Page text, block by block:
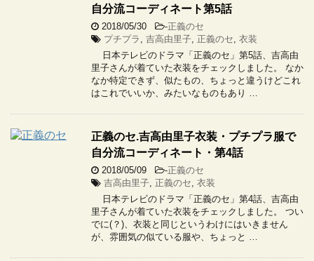
自分流コーディネート第5話
2018/05/30 -正義のセ
プチプラ , 吉高由里子, 正義のセ, 衣装
日本テレビのドラマ「正義のセ」第5話、吉高由
里子さんが着ていた衣装をチェックしました。 なか
なか特定できず、似たもの、ちょっと違うけどこれ
はこれでいいか、みたいなものもあり …
正義のセ.吉高由里子衣装・プチプラ服で
自分流コーディネート・第4話
2018/05/09 -正義のセ
吉高由里子, 正義のセ, 衣装
日本テレビのドラマ「正義のセ」第4話、吉高由
里子さんが着ていた衣装をチェックしました。 つい
でに(？)、衣装と同じというわけにはいきません
が、雰囲気の似ている服や、ちょっと …